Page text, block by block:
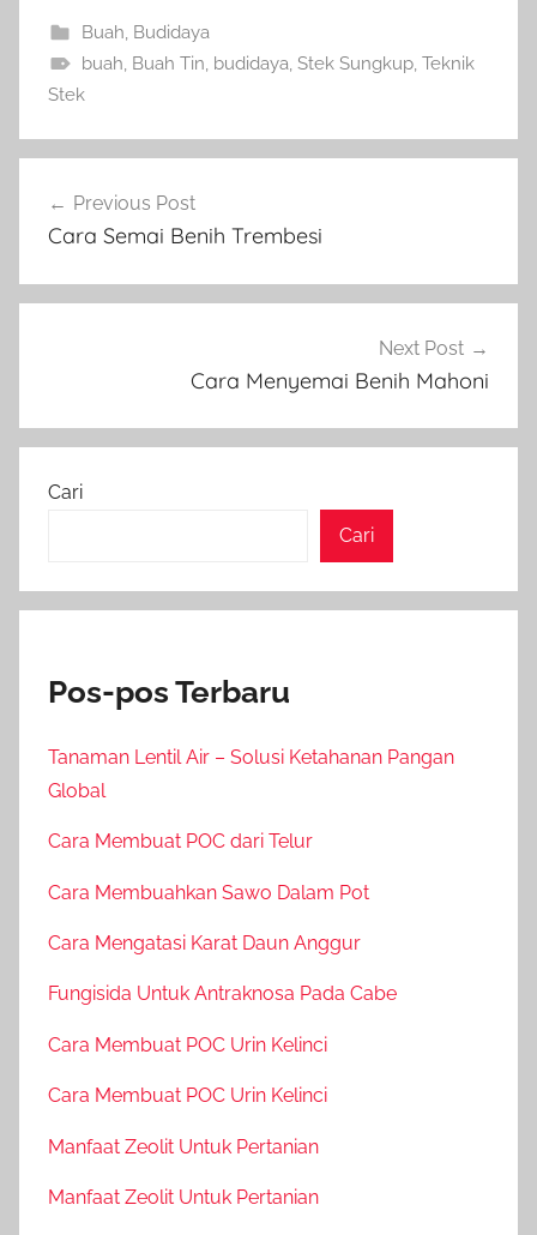
Buah, Budidaya
buah, Buah Tin, budidaya, Stek Sungkup, Teknik
Stek
pos
Previous Post
Cara Semai Benih Trembesi
Next Post
Cara Menyemai Benih Mahoni
Cari
Cari
Pos-pos Terbaru
Tanaman Lentil Air – Solusi Ketahanan Pangan
Global
Cara Membuat POC dari Telur
Cara Membuahkan Sawo Dalam Pot
Cara Mengatasi Karat Daun Anggur
Fungisida Untuk Antraknosa Pada Cabe
Cara Membuat POC Urin Kelinci
Cara Membuat POC Urin Kelinci
Manfaat Zeolit Untuk Pertanian
Manfaat Zeolit Untuk Pertanian